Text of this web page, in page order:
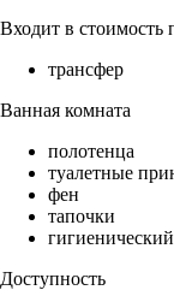
Входит в стоимость
трансфер
Ванная комната
полотенца
туалетные
фен
тапочки
Доступность